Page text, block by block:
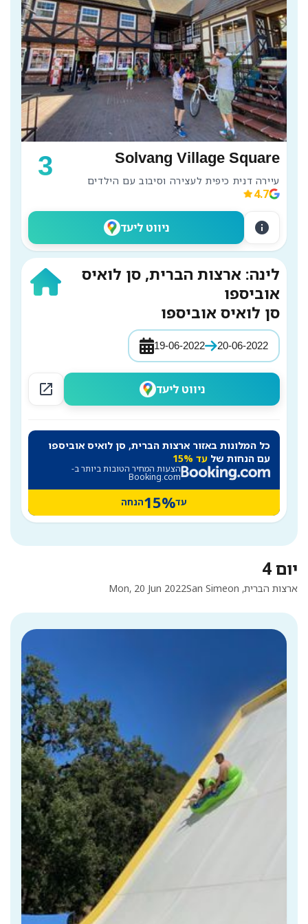
3 Solvang Village Square
עיירה דנית כיפית לעצירה וסיבוב עם הילדים
4.7
ניווט ליעד info
לינה: ארצות הברית, סן לואיס
אוביספו
סן לואיס אוביספו
19-06-2022 20-06-2022
open_in_new ניווט ליעד
כל המלונות באזור ארצות הברית, סן לואיס אוביספו
עם הנחות של עד 15%
הצעות המחיר הטובות ביותר ב-
Booking.com
עד15%הנחה
יום 4
Mon, 20 Jun 2022 ארצות הברית, San Simeon